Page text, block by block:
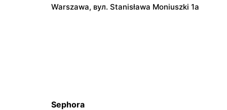
Warszawa, вул. Stanisława Moniuszki 1a
Sephora